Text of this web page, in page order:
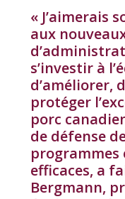
« J’aimerais
aux
s’investir à
d’améliorer,
protéger
porc
de défense
programmes
efficaces, a
Bergmann,